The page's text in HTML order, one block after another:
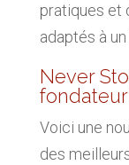
pratiques et
adaptés à
Never
Voici une
des